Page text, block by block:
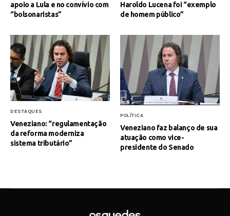
apoio a Lula e no convívio com
“bolsonaristas”
Haroldo Lucena foi “exemplo
de homem público”
DESTAQUES
Veneziano: “regulamentação
da reforma moderniza
sistema tributário”
POLÍTICA
Veneziano faz balanço de sua
atuação como vice-
presidente do Senado